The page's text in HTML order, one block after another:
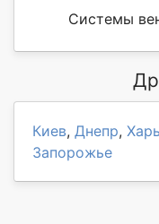
Системы
Киев, Днепр,
Запорожье